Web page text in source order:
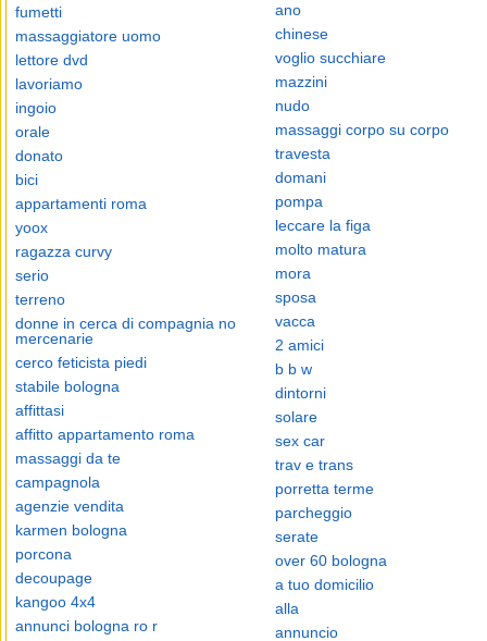
fumetti
massaggiatore uomo
lettore dvd
lavoriamo
ingoio
orale
donato
bici
appartamenti roma
yoox
ragazza curvy
serio
terreno
donne in cerca di compagnia no
mercenarie
cerco feticista piedi
stabile bologna
affittasi
affitto appartamento roma
massaggi da te
campagnola
agenzie vendita
karmen bologna
porcona
decoupage
kangoo 4x4
annunci bologna ro r
ano
chinese
voglio succhiare
mazzini
nudo
massaggi corpo su corpo
travesta
domani
pompa
leccare la figa
molto matura
mora
sposa
vacca
2 amici
b b w
dintorni
solare
sex car
trav e trans
porretta terme
parcheggio
serate
over 60 bologna
a tuo domicilio
alla
annuncio